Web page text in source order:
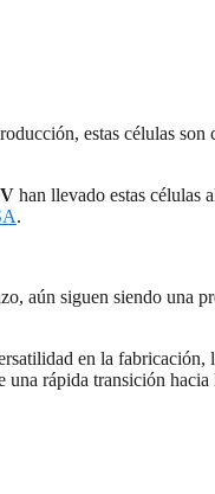
estas células son
han llevado estas células
.
aún siguen siendo una
en la
rápida transición